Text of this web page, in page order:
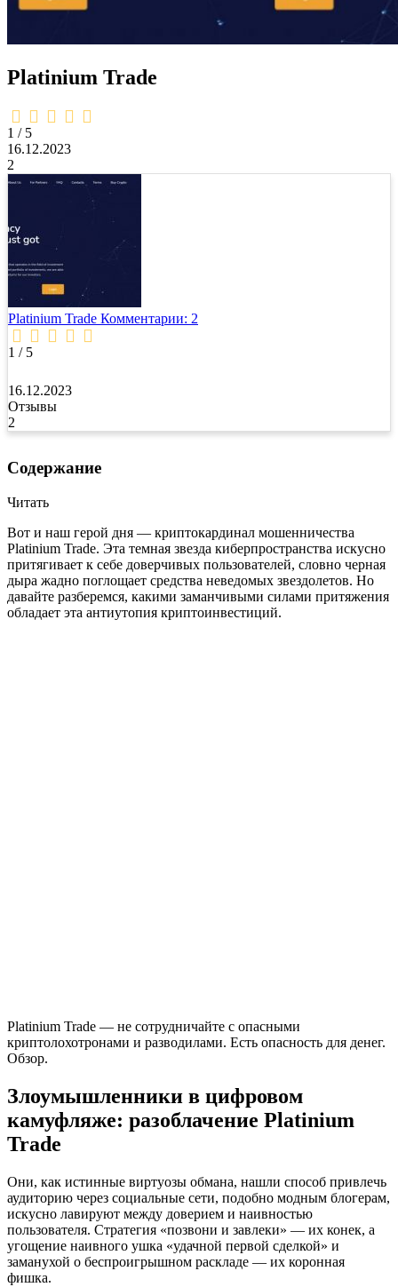
Platinium Trade
1,0
rating
1 / 5
16.12.2023
2
Platinium Trade Комментарии: 2
1 / 5
16.12.2023
Отзывы
2
Содержание
Читать
Вот и наш герой дня — криптокардинал мошенничества
Platinium Trade. Эта темная звезда киберпространства искусно
притягивает к себе доверчивых пользователей, словно черная
дыра жадно поглощает средства неведомых звездолетов. Но
давайте разберемся, какими заманчивыми силами притяжения
обладает эта антиутопия криптоинвестиций.
Platinium Trade — не сотрудничайте с опасными
криптолохотронами и разводилами. Есть опасность для денег.
Обзор.
Злоумышленники в цифровом
камуфляже: разоблачение Platinium
Trade
Они, как истинные виртуозы обмана, нашли способ привлечь
аудиторию через социальные сети, подобно модным блогерам,
искусно лавируют между доверием и наивностью
пользователя. Стратегия «позвони и завлеки» — их конек, а
угощение наивного ушка «удачной первой сделкой» и
заманухой о беспроигрышном раскладе — их коронная
фишка.